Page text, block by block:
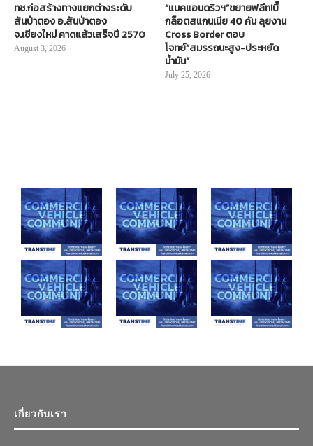
ทช.ก่อสร้างทางแยกต่างระดับ
สันป่าตอง อ.สันป่าตอง
จ.เชียงใหม่ คาดแล้วเสร็จปี 2570
August 3, 2026
“แมคแอนดริวฯ”ขยายฟลีท!บิ๊
กล็อตสแกนเนีย 40 คัน ลุยงาน
Cross Border ตอบ
โจทย์“สมรรถนะสูง-ประหยัด
น้ำมัน”
July 25, 2026
เกี่ยวกับเรา